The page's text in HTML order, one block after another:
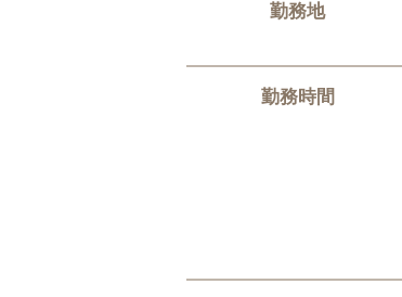
勤務地
勤務時間